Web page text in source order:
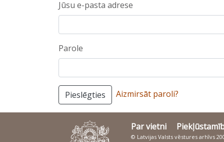
Jūsu e-pasta adrese
Parole
Pieslēgties Aizmirsāt paroli?
Par vietni
© Latvijas Valsts vēstures arhīvs